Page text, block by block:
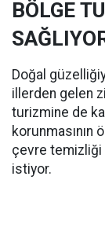
BÖLGE
Doğal
illerden gelen
turizmine de
çevre temizliği
istiyor.